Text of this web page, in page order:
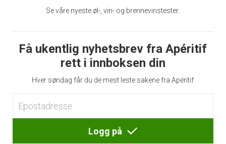
Se våre nyeste øl-, vin- og brennevinstester.
Få ukentlig nyhetsbrev fra Apéritif
rett i innboksen din
Hver søndag får du de mest leste sakene fra Apéritif
Logg på